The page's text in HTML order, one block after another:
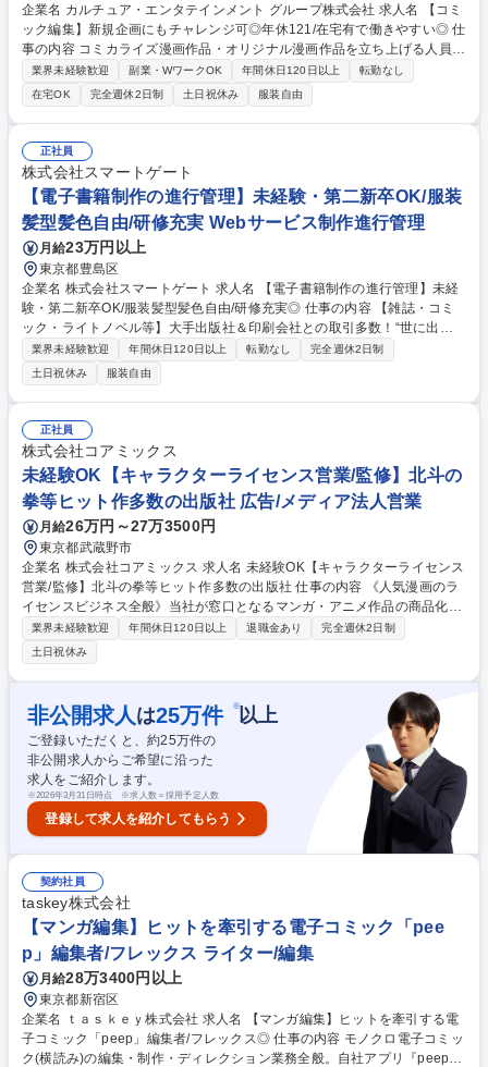
企業名 カルチュア・エンタテインメント グループ株式会社 求人名 【コミ
ック編集】新規企画にもチャレンジ可◎年休121/在宅有で働きやすい◎ 仕
事の内容 コミカライズ漫画作品・オリジナル漫画作品を立ち上げる人員の
更なる拡充のため、コミック編集者を募集。WEB漫画雑誌の連載作品の打
ち合わせや新規の企画、作家の獲得や育成等、編集者をお任せします。 コ
ミック誌の編集者として、一からあらゆるジャンルの漫画作品を新規で立
ち上げ、単行本制作まで担当いたします。作品の展開次第ではメディアミ
ックス展開（アニメ化やグッズ制作など）にも携わっていただきます。■
コミカライズ漫画・オリジナル漫画の企画立ち上げ■紙単行本・電子単行
本の刊行作業■漫画連載の担当業務■漫画連載・単行本刊行にかかわる諸業
務【募集背景】 事業好調・拡大につき、組織強化を目的とした増員 募集
職種 【コミック編集】新規企画にもチャレンジ可◎年休121/在宅有で働き
やすい◎
業界未経験歓迎 副業・WワークOK 年間休日120日以上
転勤なし
在宅OK
完全週休2日制 土日祝休み 服装自由
正社員
株式会社スマートゲート
【電子書籍制作の進行管理】未経験・第二新卒OK/服装
髪型髪色自由/研修充実 Webサービス制作進行管理
月給23万円以上
東京都豊島区
企業名 株式会社スマートゲート 求人名 【電子書籍制作の進行管理】未経
験・第二新卒OK/服装髪型髪色自由/研修充実◎ 仕事の内容 【雑誌・コミ
ック・ライトノベル等】大手出版社＆印刷会社との取引多数！“世に出る
前”の電子書籍制作におけるアシスタントから進行管理をお任せ。マニュ
アル完備・研修体制充実のため、未経験でもご安心ください ◆電子書籍デ
ータのチェック（PDF・EPUB）◆入稿データの準備サポート ◆制作の進
行管理◆クライアント対応◆お見積もり作成◆電子書籍ファイルの作成・
電子書店への入稿 ※上記業務の中から、適性を考慮してお任せします！
漫画や小説などの情報をいち早くキャッチできることや、手掛けた書籍が
オンライン書店に並んだときの喜びが働く醍醐味です！ 募集職種 【電子
書籍制作の進行管理】未経験・第二新卒OK/服装髪型髪色自由/研修充実◎
業界未経験歓迎 年間休日120日以上 転勤なし
完全週休2日制
土日祝休み
服装自由
正社員
株式会社コアミックス
未経験OK【キャラクターライセンス営業/監修】北斗の
拳等ヒット作多数の出版社 広告/メディア法人営業
月給26万円～27万3500円
東京都武蔵野市
企業名 株式会社コアミックス 求人名 未経験OK【キャラクターライセンス
営業/監修】北斗の拳等ヒット作多数の出版社 仕事の内容 《人気漫画のラ
イセンスビジネス全般》当社が窓口となるマンガ・アニメ作品の商品化業
務を中心にご担当いただきます。 【具体業務】当社が窓口となる作品のラ
イセンス業務を担当いただきます。 ■商談業務：ライセンシーへの営業活
動（既存・新規）、ならびにライセンシーからの問い合わせ対応 ■契約締
結業務：契約締結に向けた条件交渉・調整 ■商品監修業務：品質管理、編
集部・作家への報告および確認対応 ■上記に付帯する事務作業全般 募集職
種 未経験OK【キャラクターライセンス営業/監修】北斗の拳等ヒット作多
数の出版社
業界未経験歓迎 年間休日120日以上 退職金あり
完全週休2日制
土日祝休み
非公開求人 は25万件 ※以上
ご登録いただくと、約25万件の
非公開求人からご希望に沿った
求人をご紹介します。
※2026年3月31日時点 ※求人数＝採用予定人数
登録して求人を紹介してもらう
契約社員
taskey株式会社
【マンガ編集】ヒットを牽引する電子コミック「pee
p」編集者/フレックス ライター/編集
月給28万3400円以上
東京都新宿区
企業名 ｔａｓｋｅｙ株式会社 求人名 【マンガ編集】ヒットを牽引する電
子コミック「peep」編集者/フレックス◎ 仕事の内容 モノクロ電子コミッ
ク(横読み)の編集・制作・ディレクション業務全般。自社アプリ『peep』